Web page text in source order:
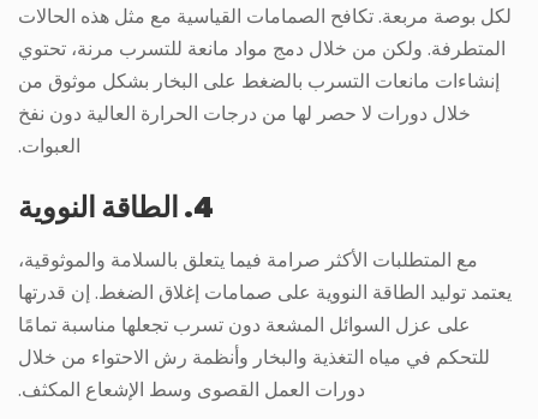
لكل بوصة مربعة. تكافح الصمامات القياسية مع مثل هذه الحالات
المتطرفة. ولكن من خلال دمج مواد مانعة للتسرب مرنة، تحتوي
إنشاءات مانعات التسرب بالضغط على البخار بشكل موثوق من
خلال دورات لا حصر لها من درجات الحرارة العالية دون نفخ
العبوات.
4. الطاقة النووية
مع المتطلبات الأكثر صرامة فيما يتعلق بالسلامة والموثوقية،
يعتمد توليد الطاقة النووية على صمامات إغلاق الضغط. إن قدرتها
على عزل السوائل المشعة دون تسرب تجعلها مناسبة تمامًا
للتحكم في مياه التغذية والبخار وأنظمة رش الاحتواء من خلال
دورات العمل القصوى وسط الإشعاع المكثف.